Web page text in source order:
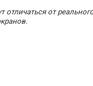
отличаться от